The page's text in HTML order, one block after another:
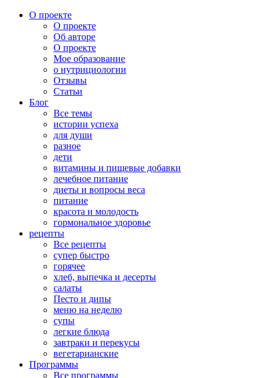
О проекте
О проекте
Об авторе
О проекте
Мое образование
о нутрициологии
Отзывы
Статьи
Блог
Все темы
истории успеха
для души
разное
дети
витамины и пищевые добавки
лечебное питание
диеты и вопросы веса
питание
красота и молодость
гормональное здоровье
рецепты
Все рецепты
супер быстро
горячее
хлеб, выпечка и десерты
салаты
Песто и дипы
меню на неделю
супы
легкие блюда
завтраки и перекусы
вегетарианские
Программы
Все программы